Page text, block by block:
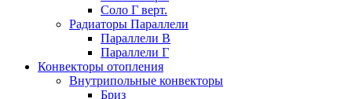
Соло Г верт.
Радиаторы Параллели
Параллели В
Параллели Г
Конвекторы отопления
Внутрипольные конвекторы
Бриз